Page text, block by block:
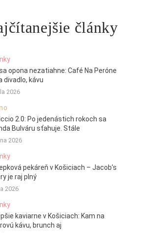
články
opona nezatiahne: Café Na Peróne
divadlo, kávu
2026
2.0: Po jedenástich rokoch sa
Bulváru sťahuje. Stále
2026
pekáreň v Košiciach – Jacob’s
je raj plný
2026
kaviarne v Košiciach: Kam na
kávu, brunch aj